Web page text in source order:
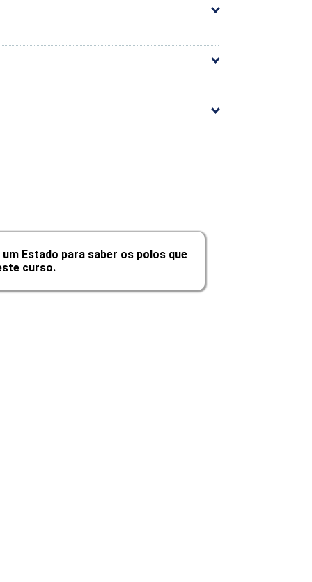
10h
10h
60h
Carga Horária
um Estado para saber os polos que
curso.